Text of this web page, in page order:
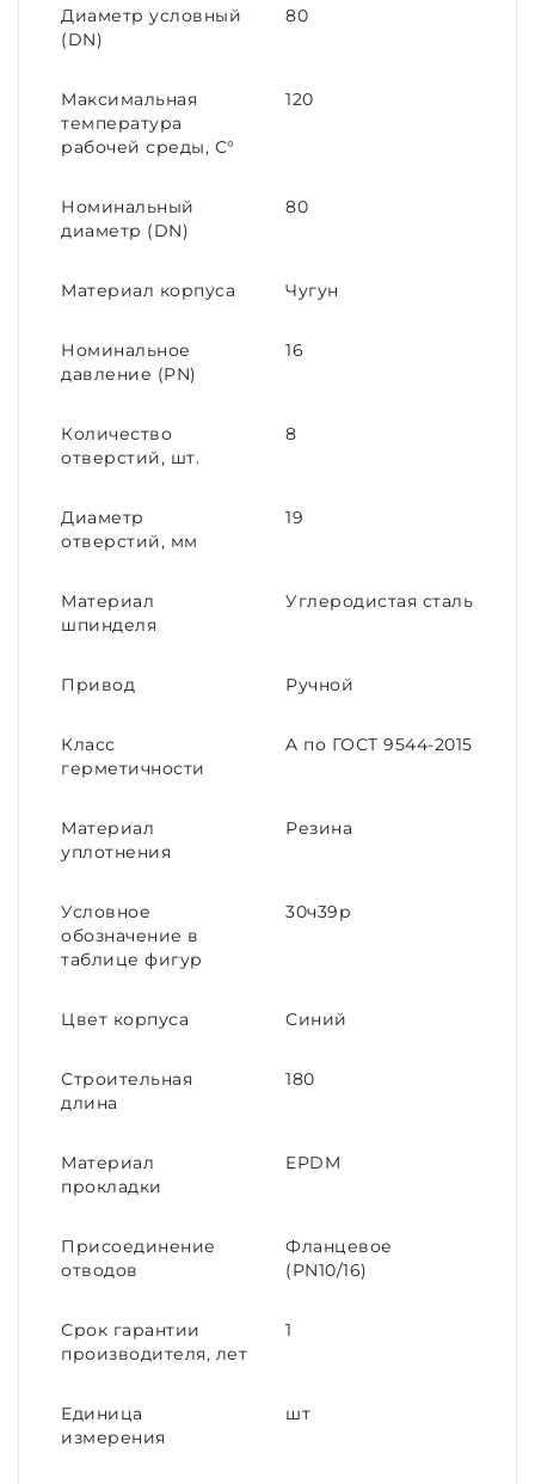
Диаметр условный
(DN)
80
Максимальная
температура
рабочей среды, С°
120
Номинальный
диаметр (DN)
80
Материал корпуса Чугун
Номинальное
давление (PN)
16
Количество
отверстий, шт.
8
Диаметр
отверстий, мм
19
Материал
шпинделя
Углеродистая сталь
Привод Ручной
Класс
герметичности
A по ГОСТ 9544-2015
Материал
уплотнения
Резина
Условное
обозначение в
таблице фигур
30ч39р
Цвет корпуса Синий
Строительная
длина
180
Материал
прокладки
EPDM
Присоединение
отводов
Фланцевое
(PN10/16)
Срок гарантии
производителя, лет
1
Единица
измерения
шт